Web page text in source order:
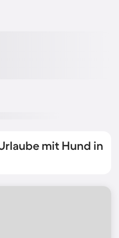
mit Hund in